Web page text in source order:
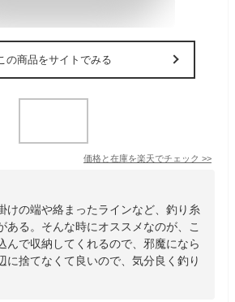
の商品をサイトでみる
価格と在庫を楽天でチェック >>
けの端や絡まったラインなど、釣り糸
ある。そんな時にオススメなのが、こ
んで収納してくれるので、邪魔になら
に捨てなくて良いので、気分良く釣り